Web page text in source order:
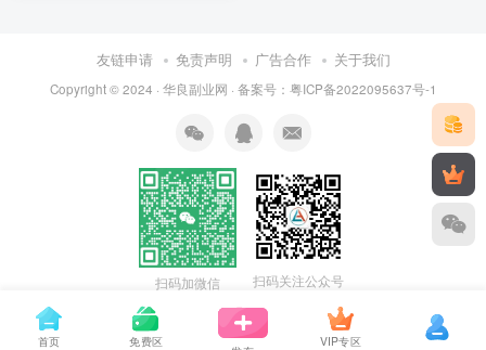
友链申请 免责声明 广告合作 关于我们
Copyright © 2024 · 华良副业网 · 备案号： 粤ICP备2022095637号-1
扫码加微信 扫码关注公众号
首页 免费区 VIP专区